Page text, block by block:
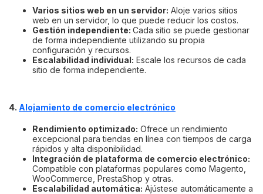
Varios sitios web en un servidor: Aloje varios sitios
web en un servidor, lo que puede reducir los costos.
Gestión independiente: Cada sitio se puede gestionar
de forma independiente utilizando su propia
configuración y recursos.
Escalabilidad individual: Escale los recursos de cada
sitio de forma independiente.
4. Alojamiento de comercio electrónico
Rendimiento optimizado: Ofrece un rendimiento
excepcional para tiendas en línea con tiempos de carga
rápidos y alta disponibilidad.
Integración de plataforma de comercio electrónico:
Compatible con plataformas populares como Magento,
WooCommerce, PrestaShop y otras.
Escalabilidad automática: Ajústese automáticamente a